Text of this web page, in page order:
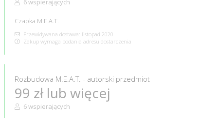
6 wspierających
Czapka M.E.A.T.
Przewidywana dostawa: listopad 2020
Zakup wymaga podania adresu dostarczenia
Rozbudowa M.E.A.T. - autorski przedmiot
99 zł lub więcej
6 wspierających